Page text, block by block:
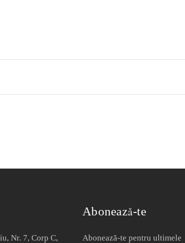
Nr. 7, Corp C,
Abonează-te
Abonează-te pentru ultimele